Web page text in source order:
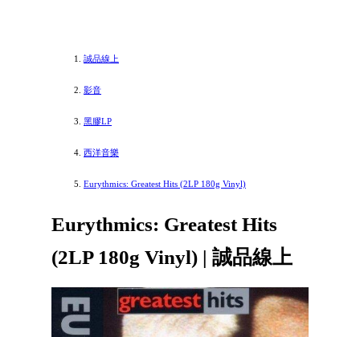
誠品線上
影音
黑膠LP
西洋音樂
Eurythmics: Greatest Hits (2LP 180g Vinyl)
Eurythmics: Greatest Hits
(2LP 180g Vinyl) | 誠品線上